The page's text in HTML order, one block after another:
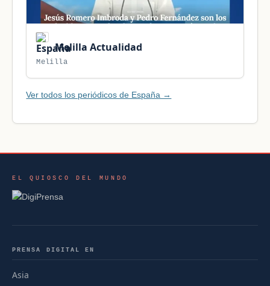
Melilla Actualidad
Melilla
Ver todos los periódicos de España →
EL QUIOSCO DEL MUNDO
PRENSA DIGITAL EN
Asia